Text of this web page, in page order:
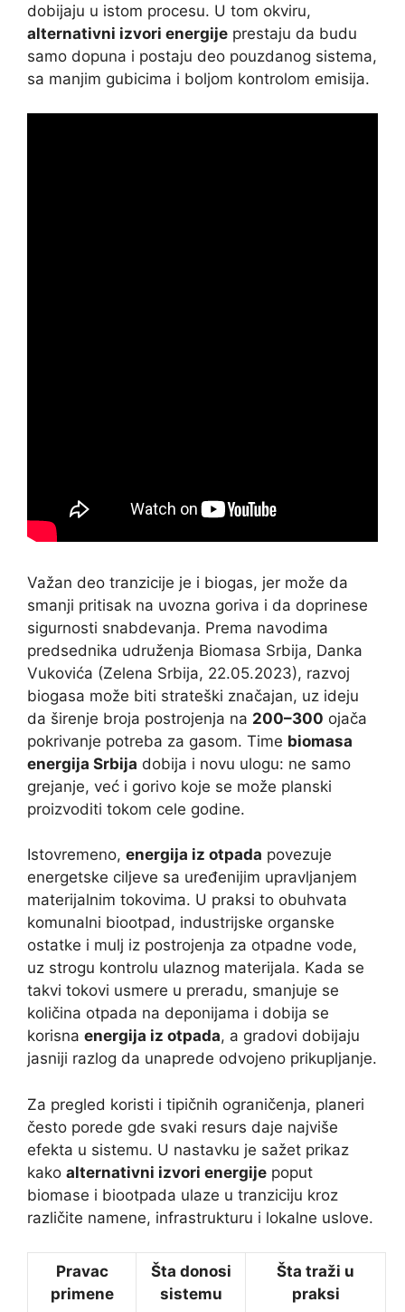
dobijaju u istom procesu. U tom okviru,
alternativni izvori energije prestaju da budu
samo dopuna i postaju deo pouzdanog sistema,
sa manjim gubicima i boljom kontrolom emisija.
Važan deo tranzicije je i biogas, jer može da
smanji pritisak na uvozna goriva i da doprinese
sigurnosti snabdevanja. Prema navodima
predsednika udruženja Biomasa Srbija, Danka
Vukovića (Zelena Srbija, 22.05.2023), razvoj
biogasa može biti strateški značajan, uz ideju
da širenje broja postrojenja na 200–300 ojača
pokrivanje potreba za gasom. Time biomasa
energija Srbija dobija i novu ulogu: ne samo
grejanje, već i gorivo koje se može planski
proizvoditi tokom cele godine.
Istovremeno, energija iz otpada povezuje
energetske ciljeve sa uređenijim upravljanjem
materijalnim tokovima. U praksi to obuhvata
komunalni biootpad, industrijske organske
ostatke i mulj iz postrojenja za otpadne vode,
uz strogu kontrolu ulaznog materijala. Kada se
takvi tokovi usmere u preradu, smanjuje se
količina otpada na deponijama i dobija se
korisna energija iz otpada, a gradovi dobijaju
jasniji razlog da unaprede odvojeno prikupljanje.
Za pregled koristi i tipičnih ograničenja, planeri
često porede gde svaki resurs daje najviše
efekta u sistemu. U nastavku je sažet prikaz
kako alternativni izvori energije poput
biomase i biootpada ulaze u tranziciju kroz
različite namene, infrastrukturu i lokalne uslove.
Pravac
primene
Šta donosi
sistemu
Šta traži u
praksi